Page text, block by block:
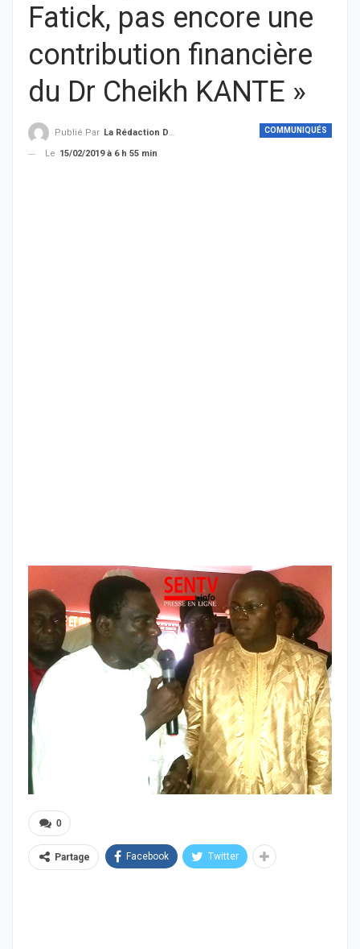
Fatick, pas encore une
contribution financière
du Dr Cheikh KANTE »
COMMUNIQUÉS
Publié Par La Rédaction De THIEYSENEGAL.com
Le 15/02/2019 à 6 h 55 min
0
Partage Facebook Twitter